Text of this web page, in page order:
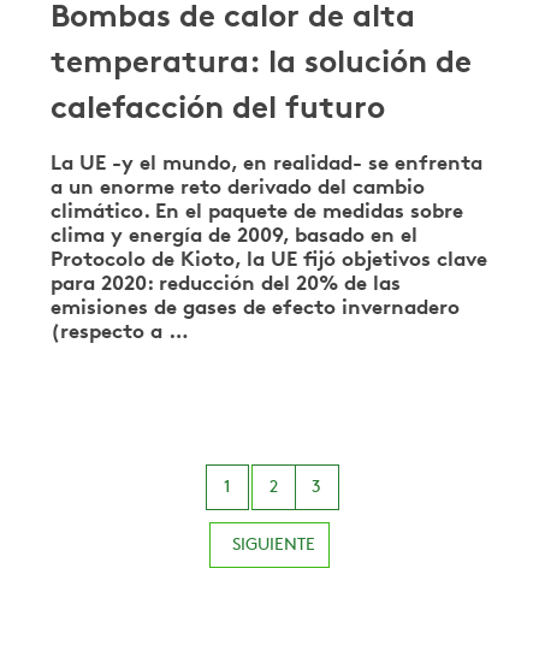
Bombas de calor de alta
temperatura: la solución de
calefacción del futuro
La UE -y el mundo, en realidad- se enfrenta
a un enorme reto derivado del cambio
climático. En el paquete de medidas sobre
clima y energía de 2009, basado en el
Protocolo de Kioto, la UE fijó objetivos clave
para 2020: reducción del 20% de las
emisiones de gases de efecto invernadero
(respecto a …
1 2 3
SIGUIENTE